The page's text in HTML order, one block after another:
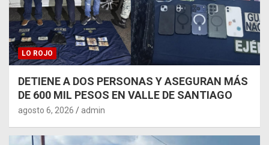
LO ROJO
DETIENE A DOS PERSONAS Y ASEGURAN MÁS
DE 600 MIL PESOS EN VALLE DE SANTIAGO
agosto 6, 2026 admin